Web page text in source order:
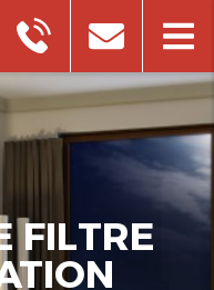
FILTRE